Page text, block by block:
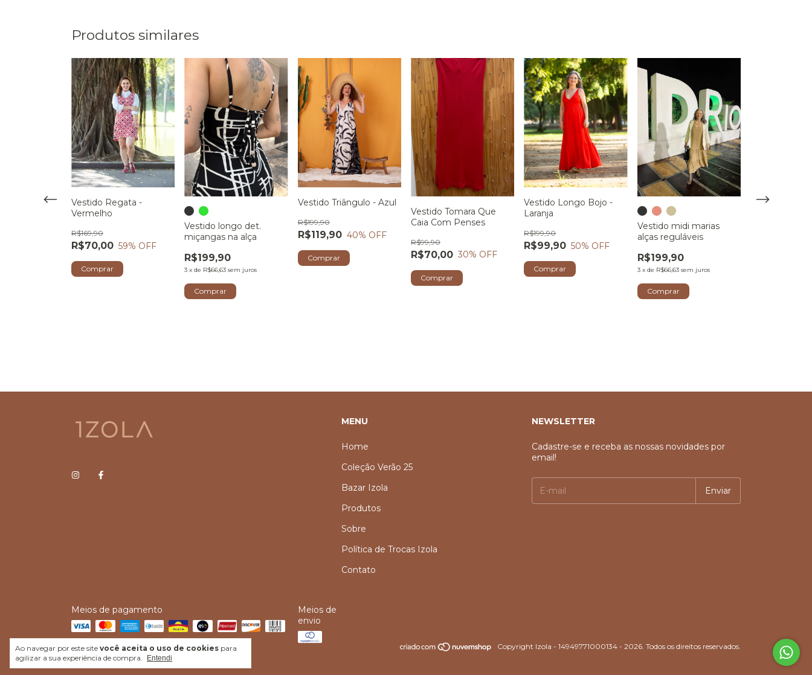
Ao navegar por este site você aceita o uso de cookies para
agilizar a sua experiência de compra.
Entendi
Produtos similares
Vestido Regata -
Vermelho
R$70,00
R$169,90
59% OFF
Comprar
Vestido longo det.
miçangas na alça
R$199,90
3 xde R$66,63 sem juros
Comprar
Vestido Triângulo - Azul
R$119,90
R$199,90
40% OFF
Comprar
Vestido Tomara Que
Caia Com Penses
R$70,00
R$99,90
30% OFF
Comprar
Vestido Longo Bojo -
Laranja
R$99,90
R$199,90
50% OFF
Comprar
Vestido midi marias
alças reguláveis
R$199,90
3 x de R$66,63 sem juros
Comprar
MENU
Home
Coleção Verão 25
Bazar Izola
Produtos
Sobre
Política de Trocas Izola
Contato
NEWSLETTER
Cadastre-se e receba as nossas novidades por
email!
Meios de pagamento
Meios de
envio
Copyright Izola - 14949771000134 - 2026. Todos os direitos reservados.